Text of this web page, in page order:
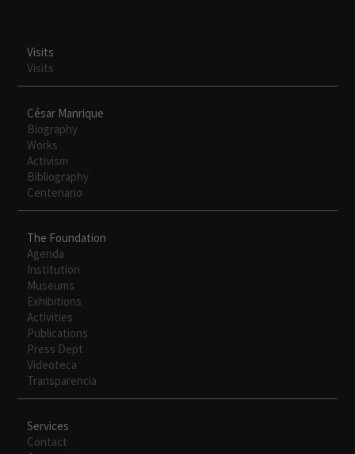
Visits
Visits
César Manrique
Biography
Works
Activism
Bibliography
Centenario
The Foundation
Agenda
Institution
Museums
Exhibitions
Activities
Publications
Press Dept
Videoteca
Transparencia
Services
Contact